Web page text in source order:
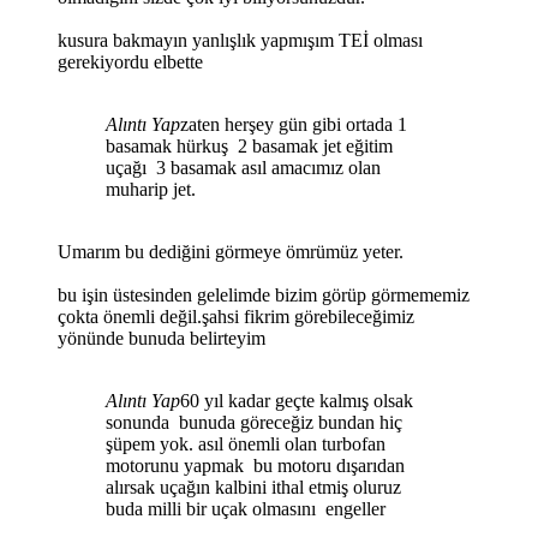
kusura bakmayın yanlışlık yapmışım TEİ olması
gerekiyordu elbette
Alıntı Yapzaten herşey gün gibi ortada 1
basamak hürkuş 2 basamak jet eğitim
uçağı 3 basamak asıl amacımız olan
muharip jet.
Umarım bu dediğini görmeye ömrümüz yeter.
bu işin üstesinden gelelimde bizim görüp görmememiz
çokta önemli değil.şahsi fikrim görebileceğimiz
yönünde bunuda belirteyim
Alıntı Yap60 yıl kadar geçte kalmış olsak
sonunda bunuda göreceğiz bundan hiç
şüpem yok. asıl önemli olan turbofan
motorunu yapmak bu motoru dışarıdan
alırsak uçağın kalbini ithal etmiş oluruz
buda milli bir uçak olmasını engeller